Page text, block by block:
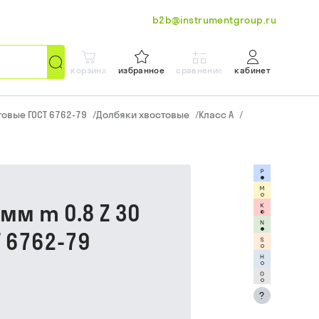
b2b@instrumentgroup.ru
корзина избранное сравнение кабинет
ГОСТ 6762-79 /Долбяки хвостовые /Класс A /
m 0.8 Z 30
6762-79
?